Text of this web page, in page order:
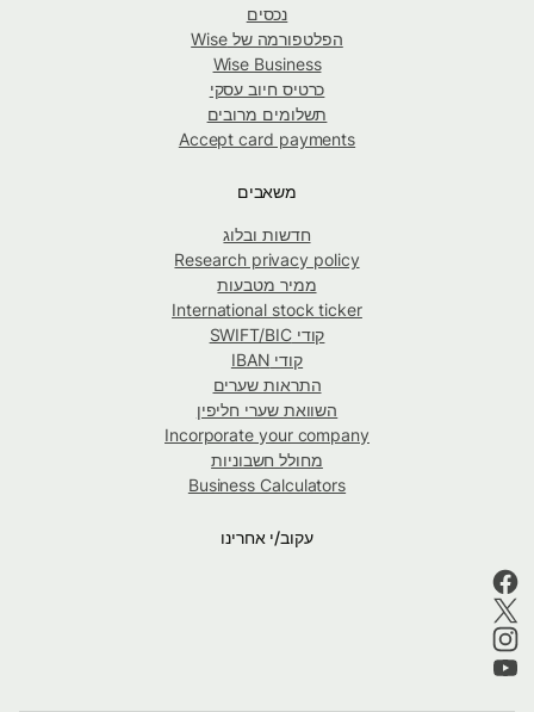
נכסים
הפלטפורמה של Wise
Wise Business
כרטיס חיוב עסקי
תשלומים מרובים
Accept card payments
משאבים
חדשות ובלוג
Research privacy policy
ממיר מטבעות
International stock ticker
קודי SWIFT/BIC
קודי IBAN
התראות שערים
השוואת שערי חליפין
Incorporate your company
מחולל חשבוניות
Business Calculators
עקוב/י אחרינו